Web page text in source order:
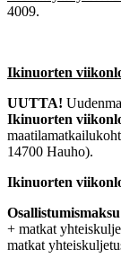
4009.
Ikinuorten
UUTTA!
Ikinuorten
14700 Hauho).
Ikinuorten
+ matkat
matkat